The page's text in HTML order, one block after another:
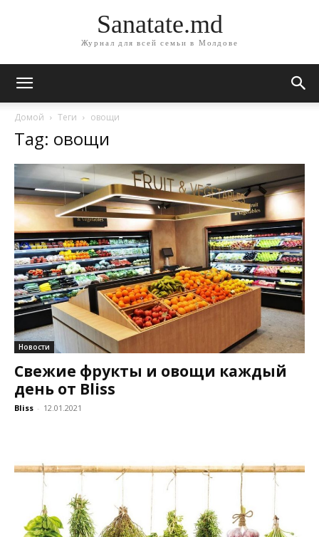
Sanatate.md
Журнал для всей семьи в Молдове
Домой Теги овощи
Tag: овощи
Новости
Свежие фрукты и овощи каждый
день от Bliss
Bliss - 12.01.2021